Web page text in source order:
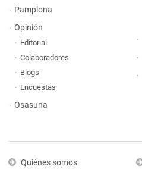
Pamplona
Opinión
Editorial
Colaboradores
Blogs
Encuestas
Osasuna
Quiénes somos